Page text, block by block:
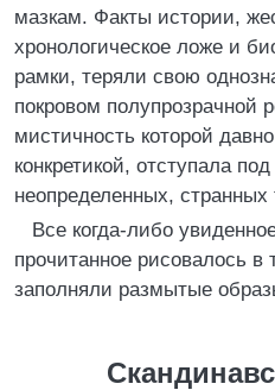
мазкам. Факты истории,
хронологическое ложе и
рамки, теряли свою
покровом полупрозрачной
мистичность которой
конкретикой, отступала
неопределенных,
Все когда-либо
прочитанное рисовалось
заполняли размытые